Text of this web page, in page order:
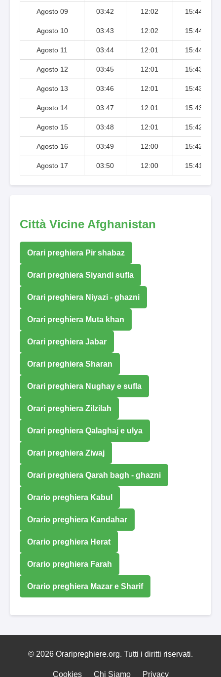
Agosto 09 03:42 12:02 15:44
Agosto 10 03:43 12:02 15:44
Agosto 11 03:44 12:01 15:44
Agosto 12 03:45 12:01 15:43
Agosto 13 03:46 12:01 15:43
Agosto 14 03:47 12:01 15:43
Agosto 15 03:48 12:01 15:42
Agosto 16 03:49 12:00 15:42
Agosto 17 03:50 12:00 15:41
Città Vicine Afghanistan
Orari preghiera Pir shabaz
Orari preghiera Siyandi sufla
Orari preghiera Niyazi - ghazni
Orari preghiera Muta khan
Orari preghiera Jabar
Orari preghiera Sharan
Orari preghiera Nughay e sufla
Orari preghiera Zilzilah
Orari preghiera Qalaghaj e ulya
Orari preghiera Ziwaj
Orari preghiera Qarah bagh - ghazni
Orario preghiera Kabul
Orario preghiera Kandahar
Orario preghiera Herat
Orario preghiera Farah
Orario preghiera Mazar e Sharif
© 2026 Oraripreghiere.org. Tutti i diritti riservati.
Cookies Chi Siamo Privacy